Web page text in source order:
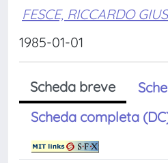
FESCE, RICCARDO
1985-01-01
Scheda breve
Scheda completa